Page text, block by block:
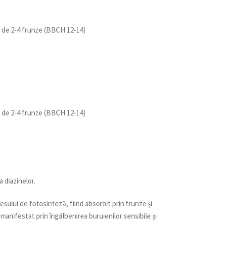
2-4 frunze (BBCH 12-14)
2-4 frunze (BBCH 12-14)
diazinelor.
de fotosinteză, fiind absorbit prin frunze și
prin îngălbenirea buruienilor sensibile și